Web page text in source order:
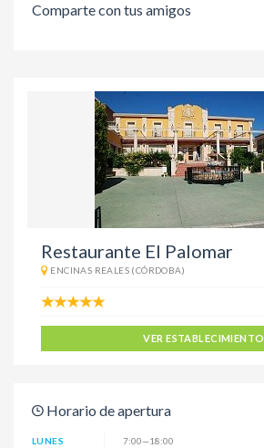
Comparte con tus amigos
Restaurante El Palomar
ENCINAS REALES (CÓRDOBA)
VER ESTABLECIMIENTO
Horario de apertura
LUNES
7:00—18:00